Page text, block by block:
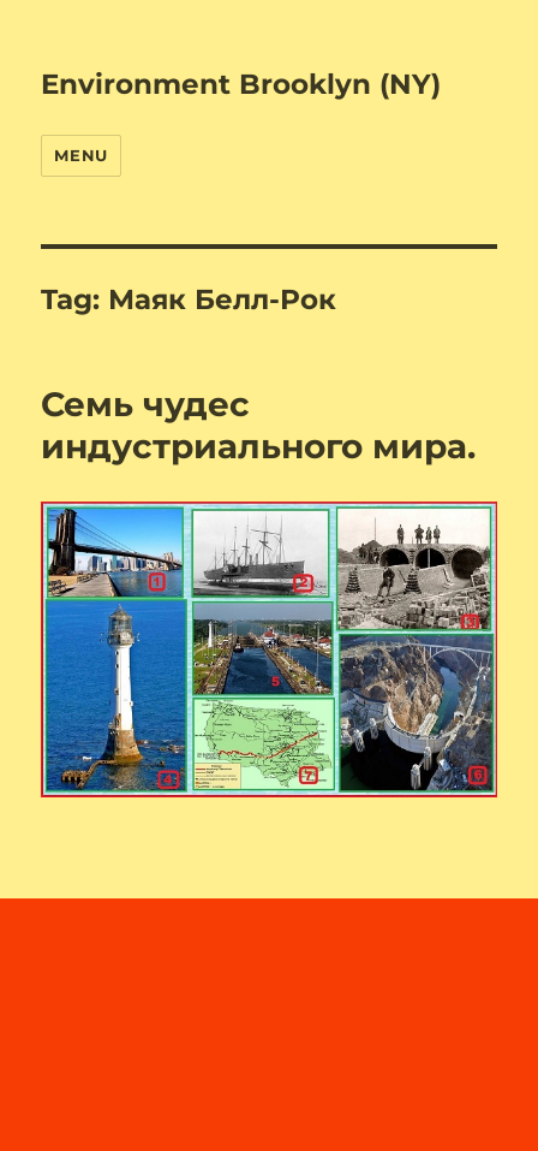
Environment Brooklyn (NY)
MENU
Tag: Маяк Белл-Рок
Семь чудес
индустриального мира.